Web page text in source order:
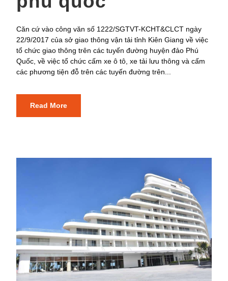
Căn cứ vào công văn số 1222/SGTVT-KCHT&CLCT ngày
22/9/2017 của sở giao thông vận tải tỉnh Kiên Giang về việc
tổ chức giao thông trên các tuyến đường huyện đảo Phú
Quốc, về việc tổ chức cấm xe ô tô, xe tải lưu thông và cấm
các phương tiện đỗ trên các tuyến đường trên...
Read More